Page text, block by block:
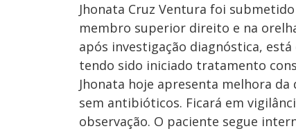
Jhonata Cruz Ventura foi
membro superior direito e na
após investigação diagnóstica,
tendo sido iniciado tratamento
Jhonata hoje apresenta melhora
sem antibióticos. Ficará em
observação. O paciente segue